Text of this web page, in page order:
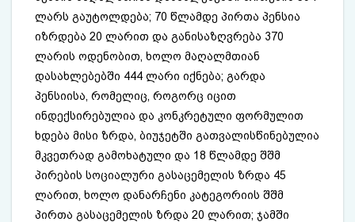
ლარს გაუტოლდება; 70 წლამდე პირთა პენსია
იზრდება 20 ლარით და განისაზღვრება 370
ლარის ოდენობით, ხოლო მაღალმთიან
დასახლებებში 444 ლარი იქნება; გარდა
პენსიისა, რომელიც, როგორც იცით
ინდექსირებულია და კონკრეტული ფორმულით
ხდება მისი ზრდა, ბიუჯეტში გათვალისწინებულია
მკვეთრად გამოხატული და 18 წლამდე შშმ
პირების სოციალური გასაცემელის ზრდა 45
ლარით, ხოლო დანარჩენი კატეგორიის შშმ
პირთა გასაცემელის ზრდა 20 ლარით; ჯამში